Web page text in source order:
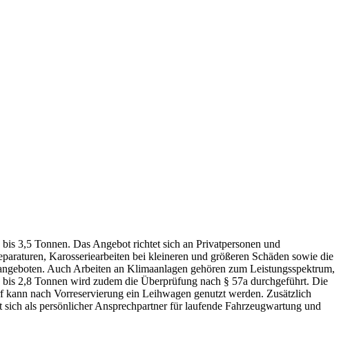
3,5 Tonnen. Das Angebot richtet sich an Privatpersonen und
Karosseriearbeiten bei kleineren und größeren Schäden sowie die
Auch Arbeiten an Klimaanlagen gehören zum Leistungsspektrum,
2,8 Tonnen wird zudem die Überprüfung nach § 57a durchgeführt. Die
nach Vorreservierung ein Leihwagen genutzt werden. Zusätzlich
als persönlicher Ansprechpartner für laufende Fahrzeugwartung und